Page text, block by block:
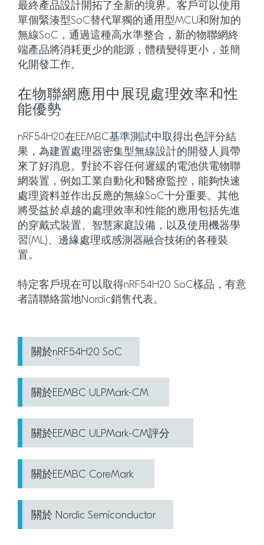
最終產品設計開拓了全新的境界。客戶可以使用
單個緊湊型SoC替代單獨的通用型MCU和附加的
無線SoC，通過這種高水準整合，新的物聯網終
端產品將消耗更少的能源，體積變得更小，並簡
化開發工作。
在物聯網應用中展現處理效率和性
能優勢
nRF54H20在EEMBC基準測試中取得出色評分結
果，為建置處理器密集型無線設計的開發人員帶
來了好消息。對於不容任何遲緩的電池供電物聯
網裝置，例如工業自動化和醫療監控，能夠快速
處理資料並作出反應的無線SoC十分重要。其他
將受益於卓越的處理效率和性能的應用包括先進
的穿戴式裝置、智慧家庭設備，以及使用機器學
習(ML)、邊緣處理或感測器融合技術的各種裝
置。
特定客戶現在可以取得nRF54H20 SoC樣品，有意
者請聯絡當地Nordic銷售代表。
關於nRF54H20 SoC
關於EEMBC ULPMark-CM
關於EEMBC ULPMark-CM評分
關於EEMBC CoreMark
關於 Nordic Semiconductor